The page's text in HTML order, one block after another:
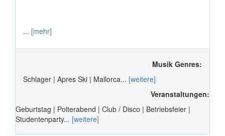
... [mehr]
Musik Genres:
Schlager | Apres Ski | Mallorca... [weitere]
Veranstaltungen:
Geburtstag | Polterabend | Club / Disco | Betriebsfeier |
Studentenparty... [weitere]